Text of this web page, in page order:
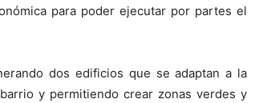
para poder ejecutar por partes el
dos edificios que se adaptan a la
y permitiendo crear zonas verdes y